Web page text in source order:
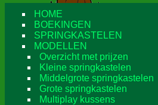
HOME
BOEKINGEN
SPRINGKASTELEN
MODELLEN
Overzicht met prijzen
Kleine springkastelen
Middelgrote springkastelen
Grote springkastelen
Multiplay kussens